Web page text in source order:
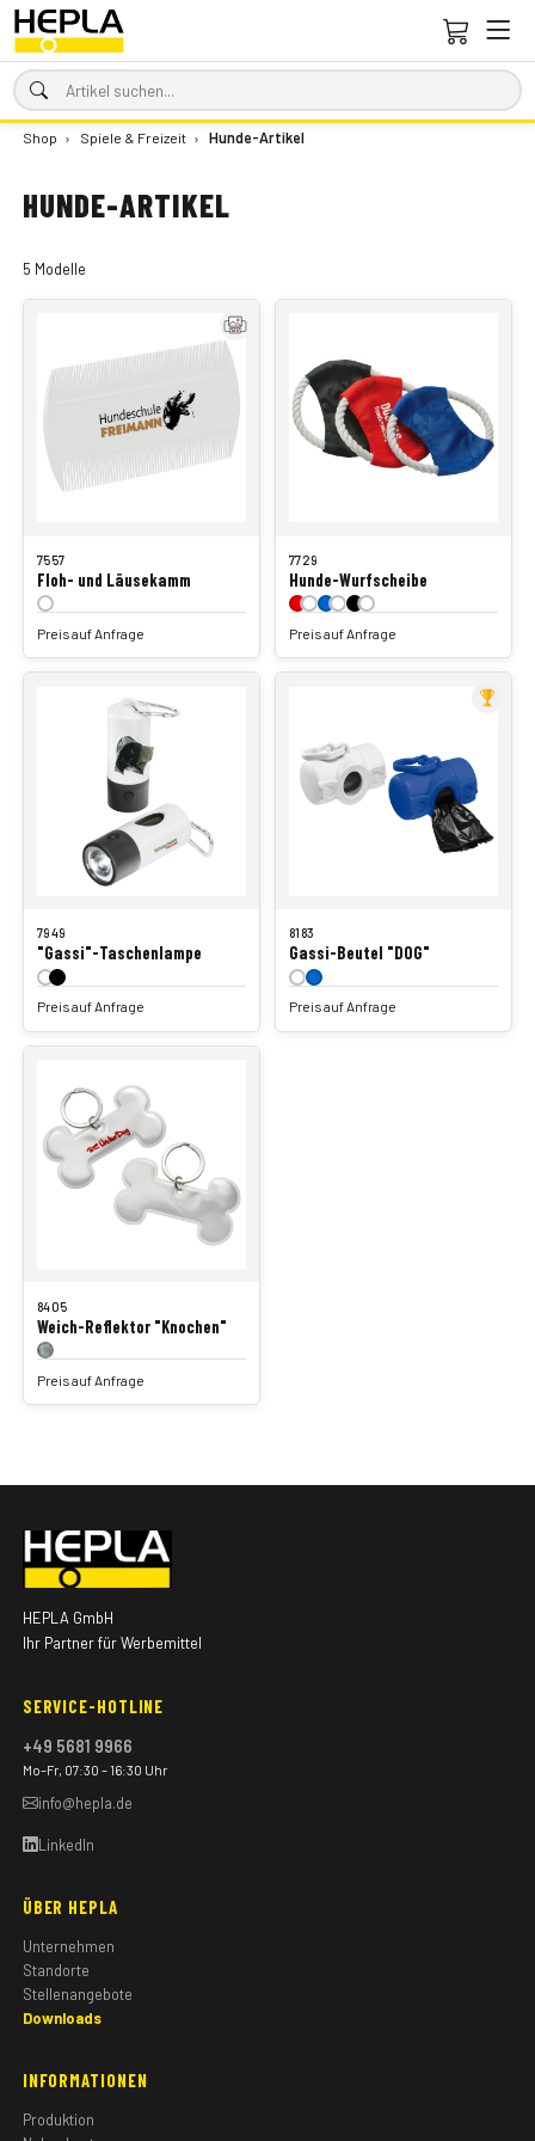
Shop › Spiele & Freizeit › Hunde-Artikel
HUNDE-ARTIKEL
5 Modelle
7557
Floh- und Läusekamm
Preis auf Anfrage
7729
Hunde-Wurfscheibe
Preis auf Anfrage
7949
"Gassi"-Taschenlampe
Preis auf Anfrage
8183
Gassi-Beutel "DOG"
Preis auf Anfrage
8405
Weich-Reflektor "Knochen"
Preis auf Anfrage
HEPLA GmbH
Ihr Partner für Werbemittel
SERVICE-HOTLINE
+49 5681 9966
Mo–Fr, 07:30 – 16:30 Uhr
info@hepla.de
LinkedIn
ÜBER HEPLA
Unternehmen
Standorte
Stellenangebote
Downloads
INFORMATIONEN
Produktion